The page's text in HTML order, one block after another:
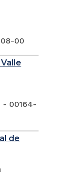
00
- 00164-
de